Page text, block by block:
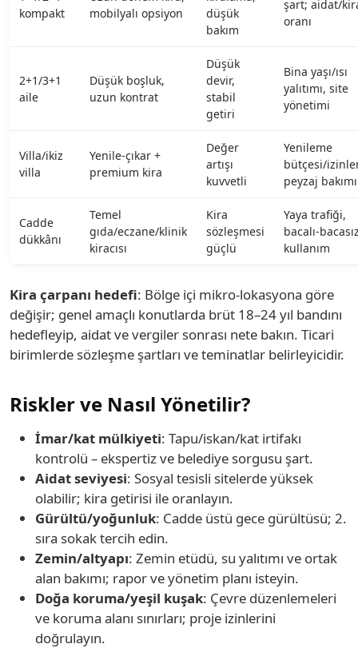
kompakt
mobilyalı opsiyon
düşük
bakım
şart; aidat/
oranı
2+1/3+1
aile
Düşük boşluk,
uzun kontrat
Düşük
devir,
stabil
getiri
Bina yaşı/ısı
yalıtımı, site
yönetimi
Villa/ikiz
villa
Yenile-çıkar +
premium kira
Değer
artışı
kuvvetli
Yenileme
bütçesi/
peyzaj bakımı
Cadde
dükkânı
Temel
gıda/eczane/klinik
kiracısı
Kira
sözleşmesi
güçlü
Yaya trafiği,
bacalı-
kullanım
Kira çarpanı hedefi: Bölge içi mikro-lokasyona göre
değişir; genel amaçlı konutlarda brüt 18–24 yıl bandını
hedefleyip, aidat ve vergiler sonrası nete bakın. Ticari
birimlerde sözleşme şartları ve teminatlar belirleyicidir.
Riskler ve Nasıl Yönetilir?
İmar/kat mülkiyeti: Tapu/iskan/kat irtifakı
kontrolü – ekspertiz ve belediye sorgusu şart.
Aidat seviyesi: Sosyal tesisli sitelerde yüksek
olabilir; kira getirisi ile oranlayın.
Gürültü/yoğunluk: Cadde üstü gece gürültüsü; 2.
sıra sokak tercih edin.
Zemin/altyapı: Zemin etüdü, su yalıtımı ve ortak
alan bakımı; rapor ve yönetim planı isteyin.
Doğa koruma/yeşil kuşak: Çevre düzenlemeleri
ve koruma alanı sınırları; proje izinlerini
doğrulayın.